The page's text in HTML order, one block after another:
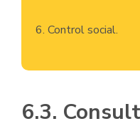
6. Control social.
6.3.